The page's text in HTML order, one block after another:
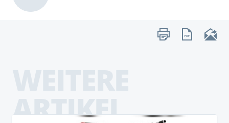
ARTIKEL